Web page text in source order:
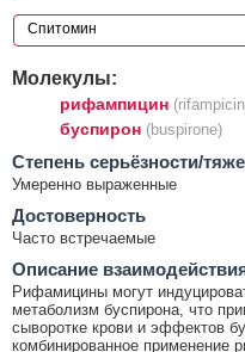
Молекулы:
рифампицин
буспирон (buspirone)
Cтепень серьёзности/
Умеренно выраженные
Достоверность
Часто встречаемые
Описание
Рифамицины могут
метаболизм буспирона, что
сыворотке крови и эффектов
комбинированное применение